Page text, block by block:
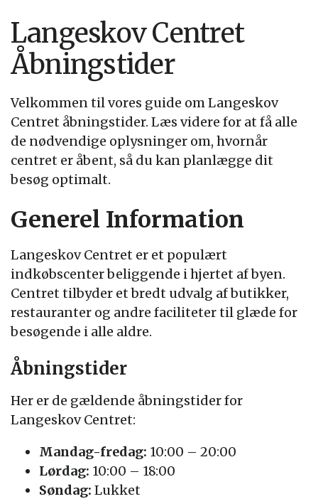
Langeskov Centret
Åbningstider
Velkommen til vores guide om Langeskov
Centret åbningstider. Læs videre for at få alle
de nødvendige oplysninger om, hvornår
centret er åbent, så du kan planlægge dit
besøg optimalt.
Generel Information
Langeskov Centret er et populært
indkøbscenter beliggende i hjertet af byen.
Centret tilbyder et bredt udvalg af butikker,
restauranter og andre faciliteter til glæde for
besøgende i alle aldre.
Åbningstider
Her er de gældende åbningstider for
Langeskov Centret:
Mandag-fredag: 10:00 – 20:00
Lørdag: 10:00 – 18:00
Søndag: Lukket